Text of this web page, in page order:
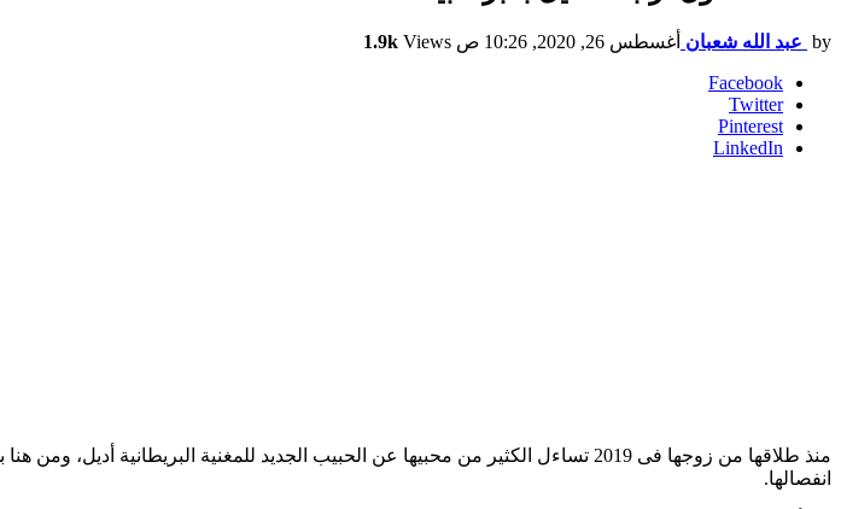
by عبد الله شعبان أغسطس 26, 2020, 10:26 ص 1.9k Views
Facebook
Twitter
Pinterest
LinkedIn
منذ طلاقها من زوجها فى 2019 تساءل الكثير من محبيها عن الحبيب الجديد للمغنية
انفصالها.